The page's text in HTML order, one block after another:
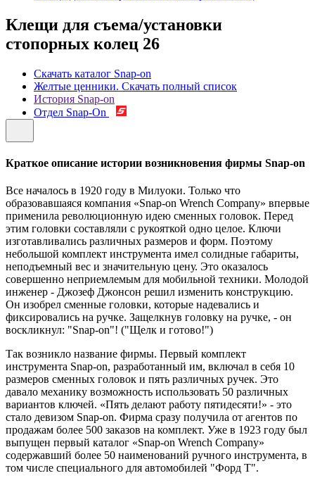
Клещи для съема/установки
стопорных колец 26
Скачать каталог Snap-on
Желтые ценники. Скачать полный список
История Snap-on
Отдел Snap-On
Краткое описание истории возникновения фирмы Snap-on
Все началось в 1920 году в Милуоки. Только что
образовавшаяся компания «Snap-on Wrench Company» впервые
применила революционную идею сменных головок. Перед
этим головки составляли с рукояткой одно целое. Ключи
изготавливались различных размеров и форм. Поэтому
небольшой комплект инструмента имел солидные габариты,
неподъемный вес и значительную цену. Это оказалось
совершенно неприемлемым для мобильной техники. Молодой
инженер - Джозеф Джонсон решил изменить конструкцию.
Он изобрел сменные головки, которые надевались и
фиксировались на ручке. Защелкнув головку на ручке, - он
воскликнул: "Snap-on"! ("Щелк и готово!")
Так возникло название фирмы. Первый комплект
инструмента Snap-on, разработанный им, включал в себя 10
размеров сменных головок и пять различных ручек. Это
давало механику возможность использовать 50 различных
вариантов ключей. «Пять делают работу пятидесяти!» - это
стало девизом Snap-on. Фирма сразу получила от агентов по
продажам более 500 заказов на комплект. Уже в 1923 году был
выпущен первый каталог «Snap-on Wrench Company»
содержавший более 50 наименований ручного инструмента, в
том числе специального для автомобилей "Форд Т".